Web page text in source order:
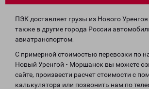
ПЭК доставляет грузы из Нового
также в другие города России
авиатранспортом.
С примерной стоимостью перевозки по
Новый Уренгой - Моршанск вы можете
сайте, произвести расчет стоимости с
калькулятора или позвонить нам по